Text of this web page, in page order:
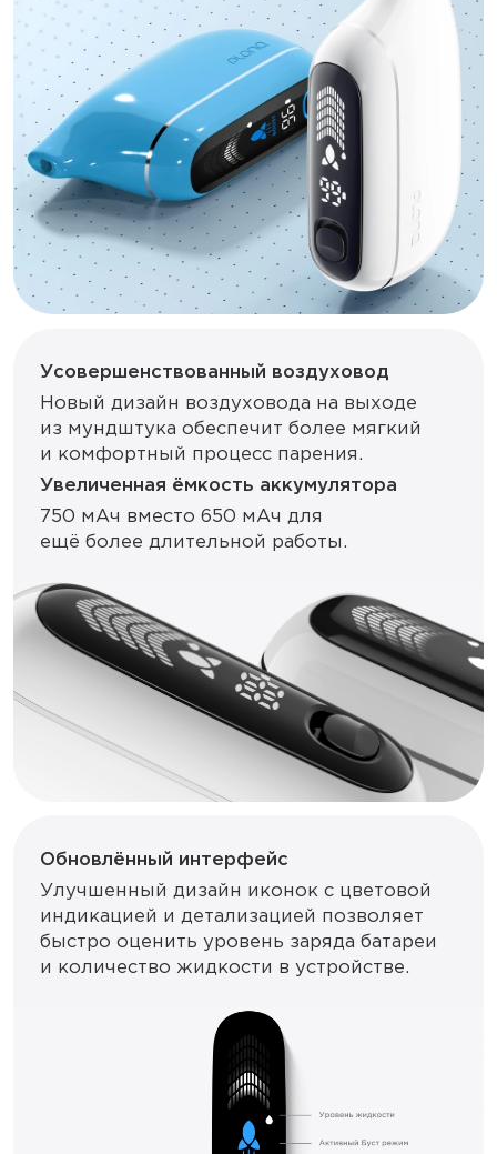
Усовершенствованный воздуховод
Новый дизайн воздуховода на выходе
из мундштука обеспечит более мягкий
и комфортный процесс парения.
Увеличенная ёмкость аккумулятора
750 мАч вместо 650 мАч для
ещё более длительной работы.
Обновлённый интерфейс
Улучшенный дизайн иконок с цветовой
индикацией и детализацией позволяет
быстро оценить уровень заряда батареи
и количество жидкости в устройстве.